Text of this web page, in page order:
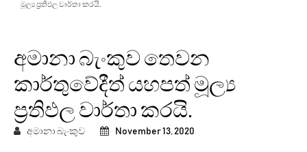
මූල්‍ය ප්‍රතිඵල වාර්තා කරයි.
අමානා බැංකුව තෙවන
කාර්තුවේදීත් යහපත් මූල්‍ය
ප්‍රතිඵල වාර්තා කරයි.
අමානා බැංකුව November 13, 2020